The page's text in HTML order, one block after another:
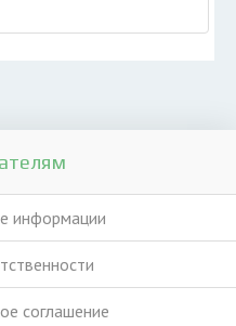
информации
соглашение